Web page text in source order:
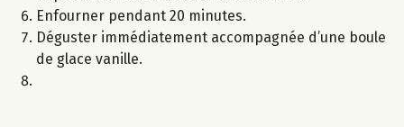
Enfourner pendant 20 minutes.
Déguster immédiatement accompagnée d’une boule
de glace vanille.